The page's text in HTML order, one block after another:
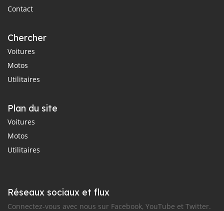
Contact
Chercher
Voitures
Motos
Utilitaires
Plan du site
Voitures
Motos
Utilitaires
Réseaux sociaux et flux
Connectez-vous avec nous sur Facebook, YouTube et Twitter.